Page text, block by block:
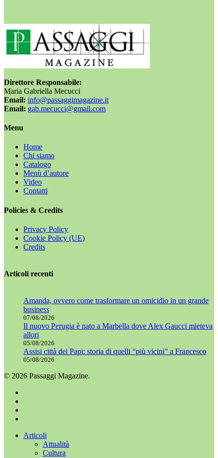
Direttore Responsabile:
Maria Gabriella Mecucci
Email: info@passaggimagazine.it
Email: gab.mecucci@gmail.com
Menu
Home
Chi siamo
Catalogo
Menù d’autore
Video
Contatti
Policies & Credits
Privacy Policy
Cookie Policy (UE)
Credits
Articoli recenti
Amanda, ovvero come trasformare un omicidio in un grande
business
07/08/2026
Il nuovo Perugia è nato a Marbella dove Alex Gaucci mieteva
allori
05/08/2026
Assisi città dei Papi: storia di quelli “più vicini” a Francesco
05/08/2026
© 2026 Passaggi Magazine.
Chiudi Articoli
Attualità
Cultura